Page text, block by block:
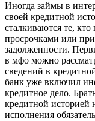
Иногда займы в
своей кредитной
сталкиваются те,
просрочками или
задолженности.
в мфо можно
сведений в
банк уже включил
кредитное дело.
кредитной историей
исполнения